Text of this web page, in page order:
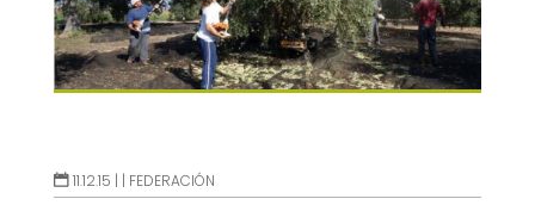
11.12.15 | | FEDERACIÓN